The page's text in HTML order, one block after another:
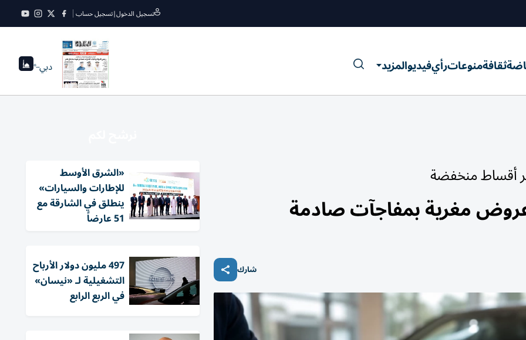
تسجيل الدخول|تسجيل حساب
ثقافةمنوعاترأيفيديوالمزيد دبي--°
أقساط منخفضة
مغرية بمفاجآت صادمة
شارك
«الشرق الأوسط
للإطارات والسيارات»
ينطلق في الشارقة مع
51 عارضاً
497 مليون دولار الأرباح
التشغيلية لـ «نيسان»
في الربع الرابع